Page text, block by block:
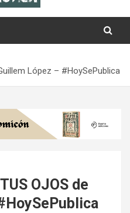
López – #HoySePublica
OJOS de